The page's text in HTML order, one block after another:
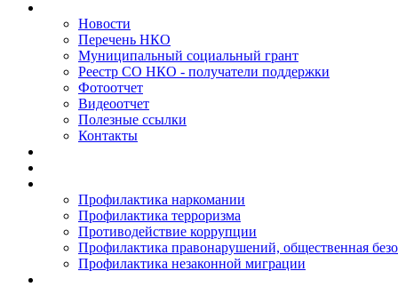
Новости
Перечень НКО
Муниципальный социальный грант
Реестр СО НКО - получатели поддержки
Фотоотчет
Видеоотчет
Полезные ссылки
Контакты
Профилактика наркомании
Профилактика терроризма
Противодействие коррупции
Профилактика правонарушений, общественная
Профилактика незаконной миграции